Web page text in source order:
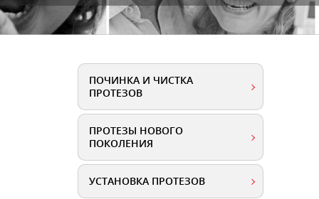
ПОЧИНКА И ЧИСТКА
ПРОТЕЗОВ
ПРОТЕЗЫ НОВОГО
ПОКОЛЕНИЯ
УСТАНОВКА ПРОТЕЗОВ